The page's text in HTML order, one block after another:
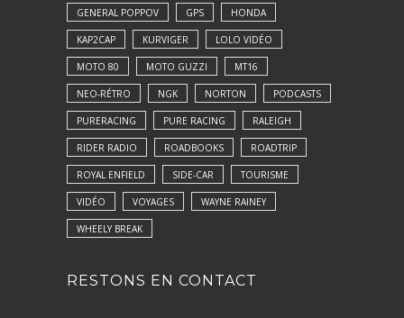
GENERAL POPPOV GPS HONDA
KAP2CAP KURVIGER LOLO VIDÉO
MOTO 80 MOTO GUZZI MT16
NEO-RÉTRO NGK NORTON PODCASTS
PURERACING PURE RACING RALEIGH
RIDER RADIO ROADBOOKS ROADTRIP
ROYAL ENFIELD SIDE-CAR TOURISME
VIDÉO VOYAGES WAYNE RAINEY
WHEELY BREAK
RESTONS EN CONTACT